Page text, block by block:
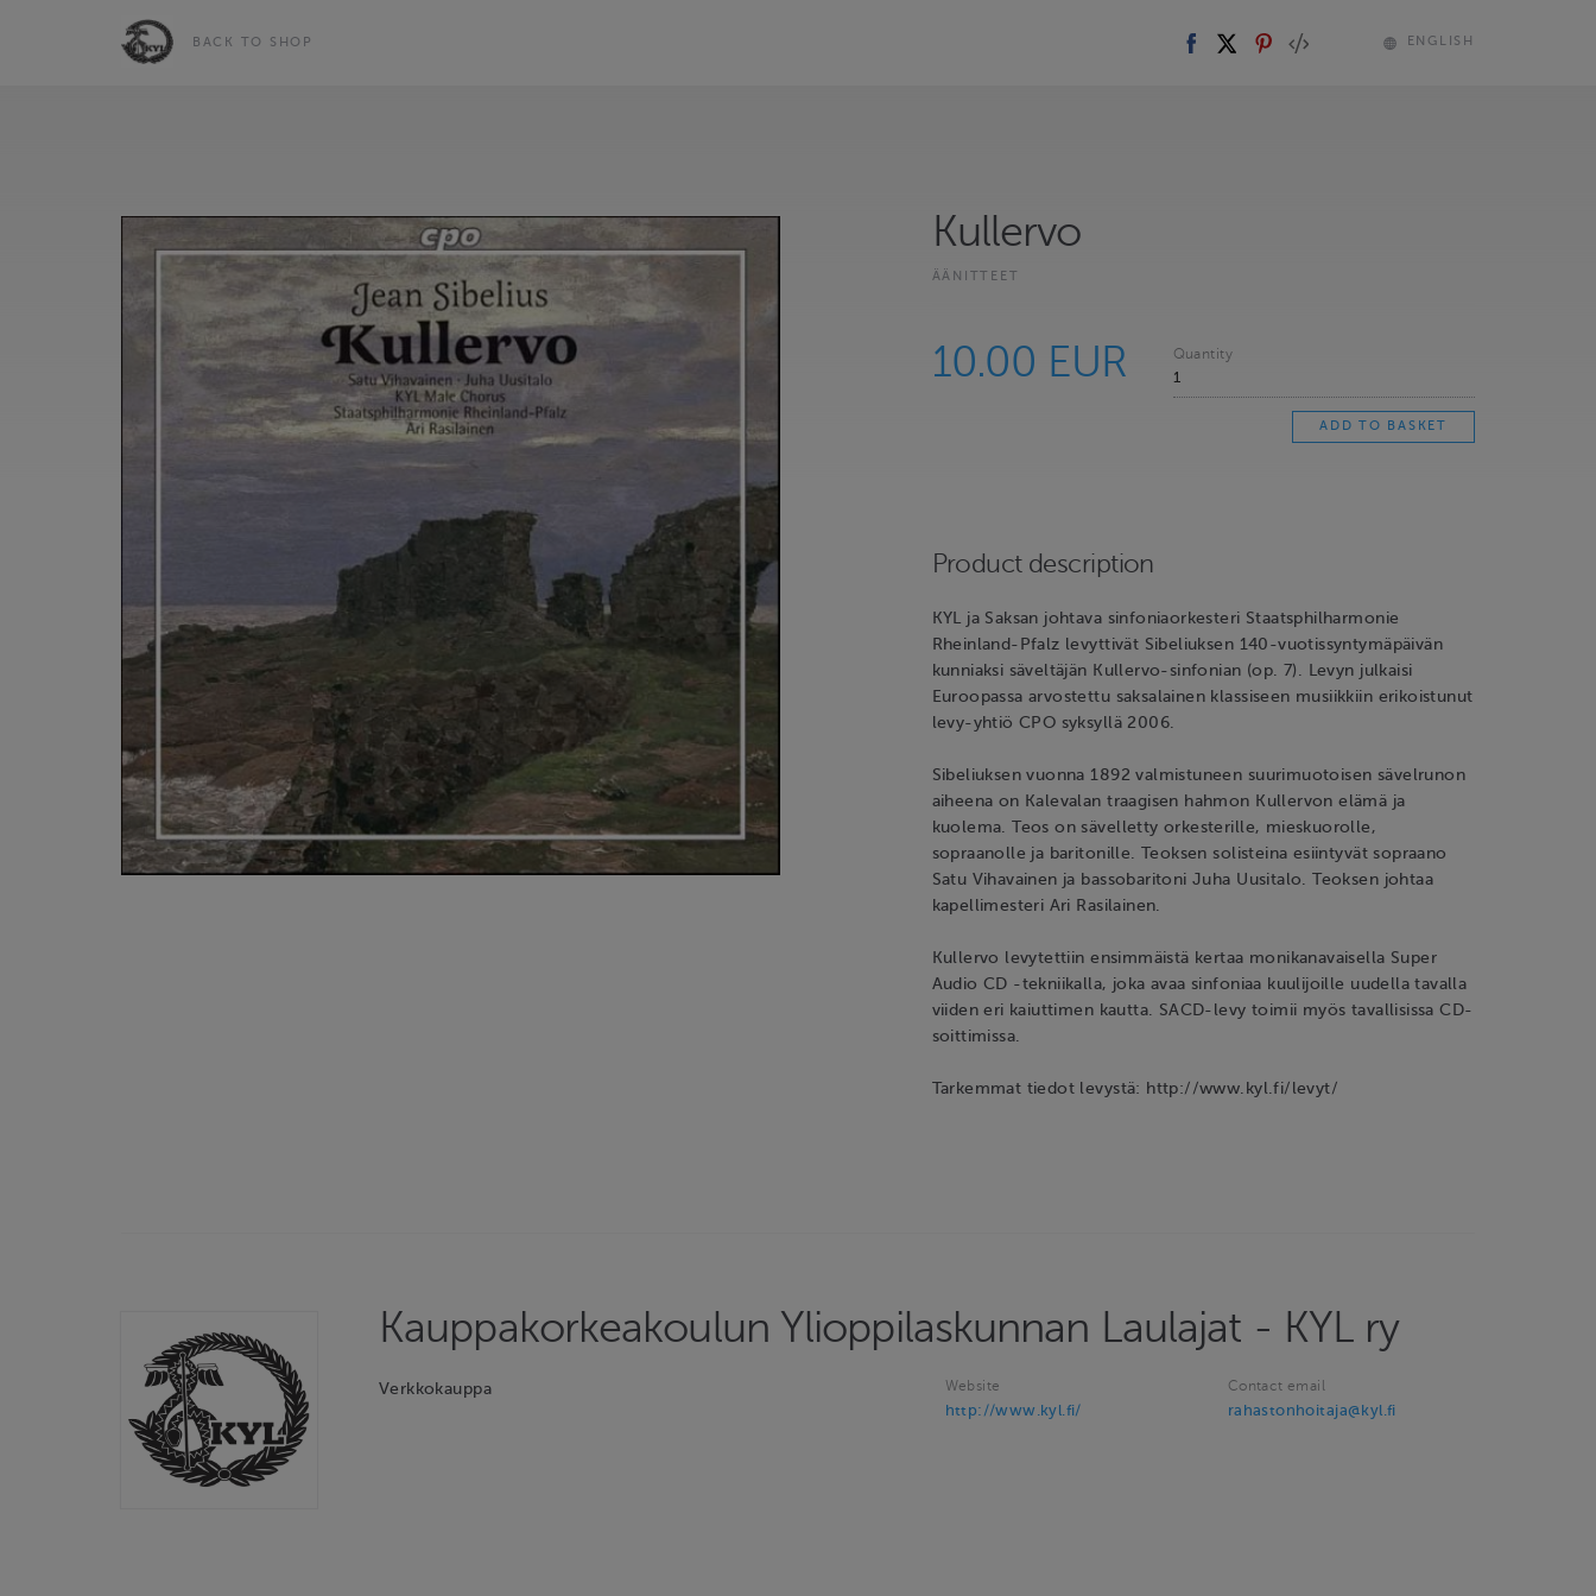
BACK TO SHOP ENGLISH
Kullervo
ÄÄNITTEET
10.00 EUR Quantity
Product description
KYL ja Saksan johtava sinfoniaorkesteri Staatsphilharmonie
Rheinland-Pfalz levyttivät Sibeliuksen 140-vuotissyntymäpäivän
kunniaksi säveltäjän Kullervo-sinfonian (op. 7). Levyn julkaisi
Euroopassa arvostettu saksalainen klassiseen musiikkiin erikoistunut
levy-yhtiö CPO syksyllä 2006.
Sibeliuksen vuonna 1892 valmistuneen suurimuotoisen sävelrunon
aiheena on Kalevalan traagisen hahmon Kullervon elämä ja
kuolema. Teos on sävelletty orkesterille, mieskuorolle,
sopraanolle ja baritonille. Teoksen solisteina esiintyvät sopraano
Satu Vihavainen ja bassobaritoni Juha Uusitalo. Teoksen johtaa
kapellimesteri Ari Rasilainen.
Kullervo levytettiin ensimmäistä kertaa monikanavaisella Super
Audio CD -tekniikalla, joka avaa sinfoniaa kuulijoille uudella tavalla
viiden eri kaiuttimen kautta. SACD-levy toimii myös tavallisissa CD-
soittimissa.
Tarkemmat tiedot levystä: http://www.kyl.fi/levyt/
Kauppakorkeakoulun Ylioppilaskunnan Laulajat - KYL ry
Verkkokauppa Website
http://www.kyl.fi/
Contact email
rahastonhoitaja@kyl.fi